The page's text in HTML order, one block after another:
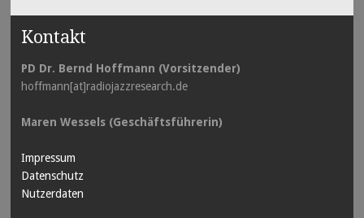
Kontakt
PD Dr. Bernd Hoffmann (Vorsitzender)
hoffmann[at]radiojazzresearch.de
Maren Wessels (Geschäftsführerin)
Impressum
Datenschutz
Nutzerdaten